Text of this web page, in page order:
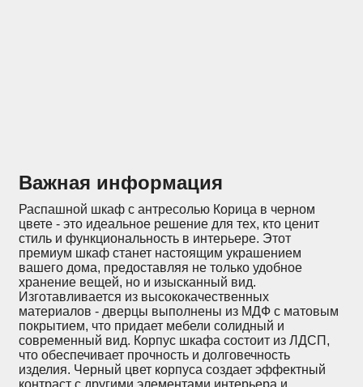
Важная информация
Распашной шкаф с антресолью Корица в черном
цвете - это идеальное решение для тех, кто ценит
стиль и функциональность в интерьере. Этот
премиум шкаф станет настоящим украшением
вашего дома, предоставляя не только удобное
хранение вещей, но и изысканный вид.
Изготавливается из высококачественных
материалов - дверцы выполнены из МДФ с матовым
покрытием, что придает мебели солидный и
современный вид. Корпус шкафа состоит из ЛДСП,
что обеспечивает прочность и долговечность
изделия. Черный цвет корпуса создает эффектный